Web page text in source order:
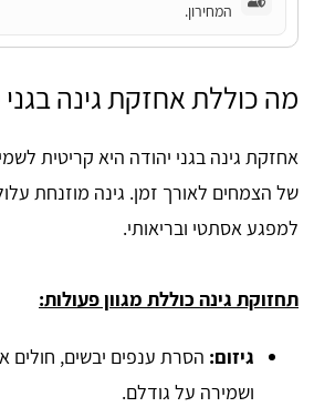
המחירון.
מה כוללת אחזקת גינה בגני
אחזקת גינה בגני יהודה היא קריטית
של הצמחים לאורך זמן. גינה מוזנחת
למפגע אסתטי ובריאותי.
תחזוקת גינה כוללת מגוון פעולות:
גיזום: הסרת ענפים יבשים, חולים
ושמירה על גודלם.